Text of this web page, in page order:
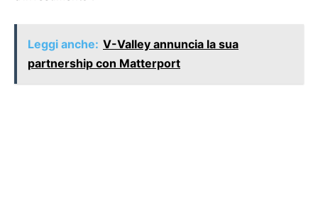
Leggi anche: V-Valley annuncia la sua
partnership con Matterport